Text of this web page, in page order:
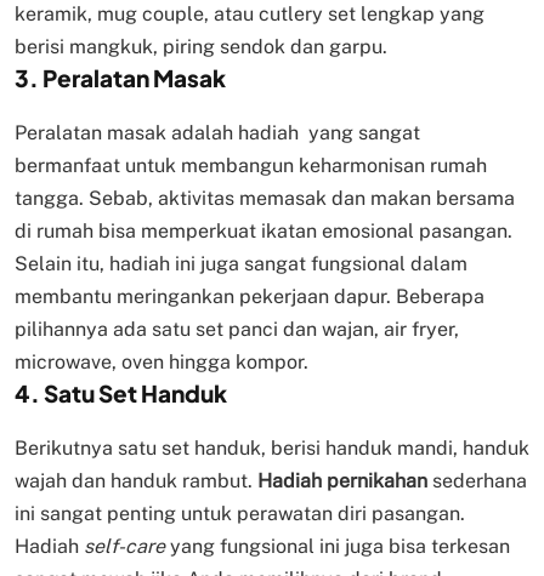
keramik, mug couple, atau cutlery set lengkap yang
berisi mangkuk, piring sendok dan garpu.
3. Peralatan Masak
Peralatan masak adalah hadiah yang sangat
bermanfaat untuk membangun keharmonisan rumah
tangga. Sebab, aktivitas memasak dan makan bersama
di rumah bisa memperkuat ikatan emosional pasangan.
Selain itu, hadiah ini juga sangat fungsional dalam
membantu meringankan pekerjaan dapur. Beberapa
pilihannya ada satu set panci dan wajan, air fryer,
microwave, oven hingga kompor.
4. Satu Set Handuk
Berikutnya satu set handuk, berisi handuk mandi, handuk
wajah dan handuk rambut. Hadiah pernikahan sederhana
ini sangat penting untuk perawatan diri pasangan.
Hadiah self-careyang fungsional ini juga bisa terkesan